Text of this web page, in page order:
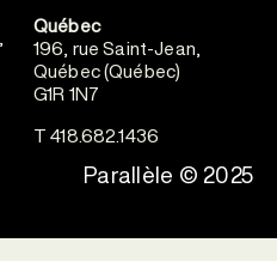
Québec
196, rue Saint-Jean,
Québec (Québec)
G1R 1N7
T 418.682.1436
Parallèle © 2025